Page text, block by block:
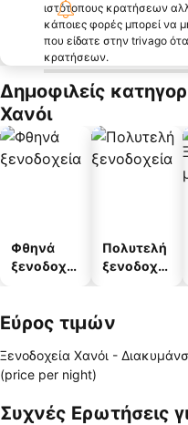
ιστότοπους κρατήσεων
κάποιες φορές μπορεί να
που είδατε στην trivago
κρατήσεων.
Δημοφιλείς
Χανόι
Φθηνά
ξενοδοχεί
Πολυτελή
ξενοδοχεί
Εύρος τιμών
Ξενοδοχεία Χανόι -
(price per night)
Συχνές Ερωτήσεις